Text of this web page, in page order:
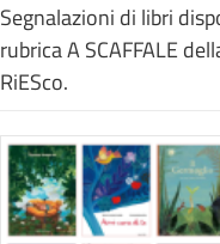
Segnalazioni di libri
rubrica A SCAFFALE
RiESco.